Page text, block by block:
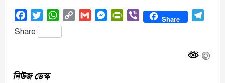
FacebookTwitterWhatsApp
Copy
Gmail MessengerPrintFriendly
Viber Share
Share
নিউজ ডেস্ক